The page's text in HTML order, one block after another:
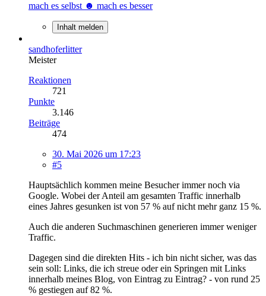
mach es selbst ☻ mach es besser
Inhalt melden
sandhoferlitter
Meister
Reaktionen
721
Punkte
3.146
Beiträge
474
30. Mai 2026 um 17:23
#5
Hauptsächlich kommen meine Besucher immer noch via
Google. Wobei der Anteil am gesamten Traffic innerhalb
eines Jahres gesunken ist von 57 % auf nicht mehr ganz 15 %.
Auch die anderen Suchmaschinen generieren immer weniger
Traffic.
Dagegen sind die direkten Hits - ich bin nicht sicher, was das
sein soll: Links, die ich streue oder ein Springen mit Links
innerhalb meines Blog, von Eintrag zu Eintrag? - von rund 25
% gestiegen auf 82 %.